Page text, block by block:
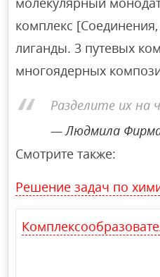
комплекс
лиганды. 3 путевых
многоядерных
Разделите их на
Людмила
Смотрите также:
Решение задач по